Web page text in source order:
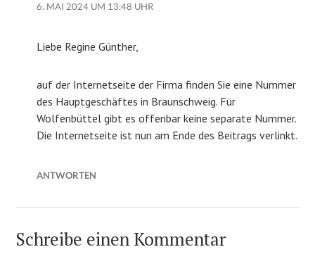
6. MAI 2024 UM 13:48 UHR
Liebe Regine Günther,
auf der Internetseite der Firma finden Sie eine Nummer
des Hauptgeschäftes in Braunschweig. Für
Wolfenbüttel gibt es offenbar keine separate Nummer.
Die Internetseite ist nun am Ende des Beitrags verlinkt.
ANTWORTEN
Schreibe einen Kommentar